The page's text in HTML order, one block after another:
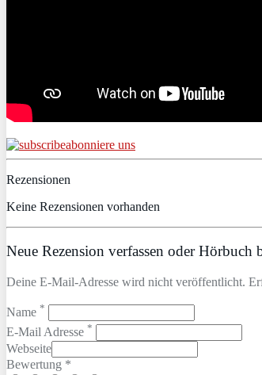
abonniere uns
Rezensionen
Keine Rezensionen vorhanden
Neue Rezension verfassen oder Hörbuch
Deine E-Mail-Adresse wird nicht veröffentlicht.
Name *
E-Mail Adresse *
Webseite
Bewertung *